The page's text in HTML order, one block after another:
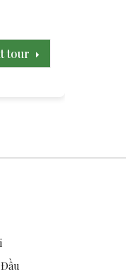
tour